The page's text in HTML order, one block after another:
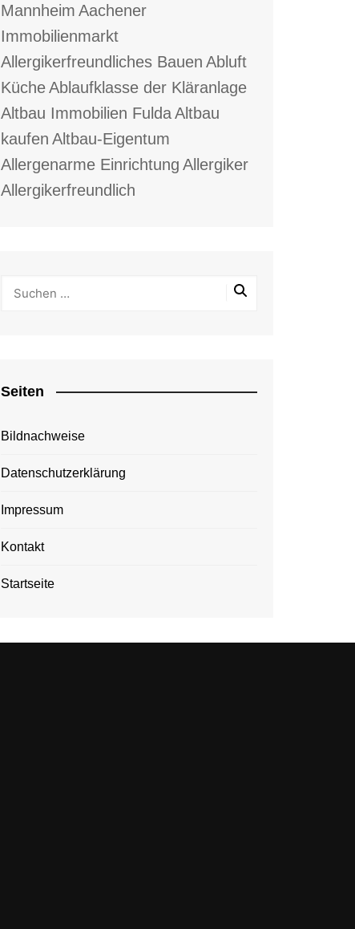
Mannheim Aachener
Immobilienmarkt
Allergikerfreundliches Bauen Abluft
KücheAblaufklasse der Kläranlage
Altbau Immobilien FuldaAltbau
kaufen Altbau-Eigentum
Allergenarme Einrichtung Allergiker
Allergikerfreundlich
Seiten
Bildnachweise
Datenschutzerklärung
Impressum
Kontakt
Startseite